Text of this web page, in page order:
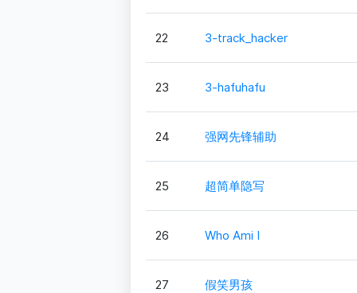
22 3-track_hacker
23 3-hafuhafu
24 强网先锋辅助
25 超简单隐写
26 Who Ami I
27 假笑男孩